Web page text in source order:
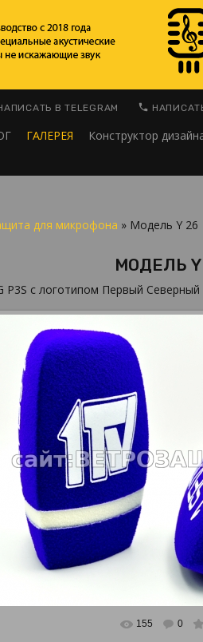
В TELEGRAM
ГАЛЕРЕЯ Конструктор
для микрофона » Модель Y 26
МОДЕЛЬ Y
с логотипом Первый Северный
В реальном размере
155 0